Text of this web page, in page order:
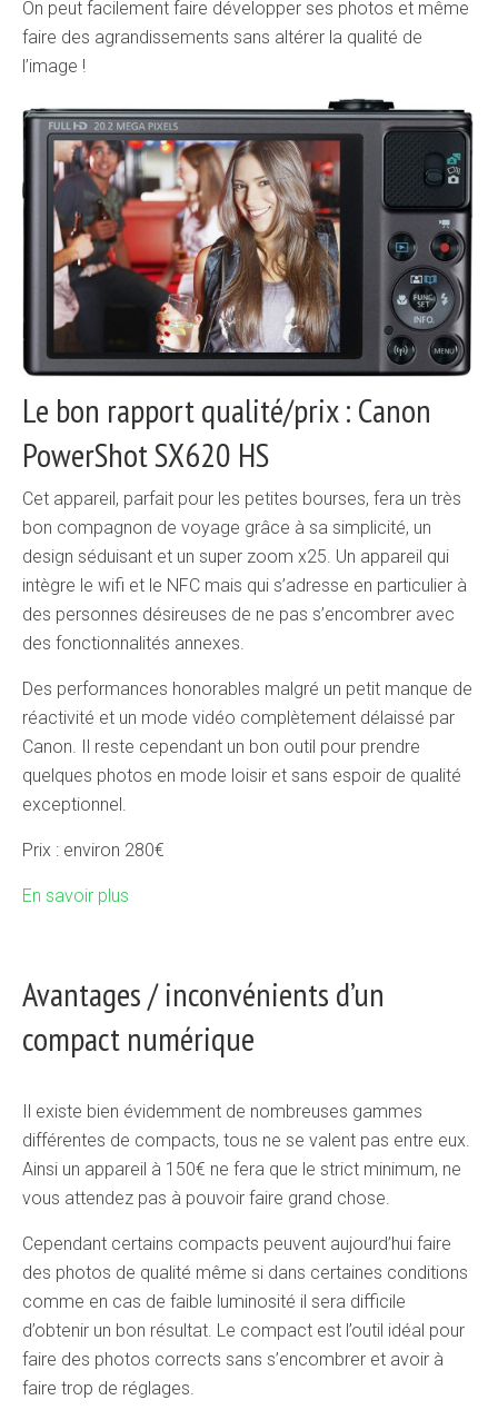
On peut facilement faire développer ses photos et même
faire des agrandissements sans altérer la qualité de
l’image !
Le bon rapport qualité/prix : Canon
PowerShot SX620 HS
Cet appareil, parfait pour les petites bourses, fera un très
bon compagnon de voyage grâce à sa simplicité, un
design séduisant et un super zoom x25. Un appareil qui
intègre le wifi et le NFC mais qui s’adresse en particulier à
des personnes désireuses de ne pas s’encombrer avec
des fonctionnalités annexes.
Des performances honorables malgré un petit manque de
réactivité et un mode vidéo complètement délaissé par
Canon. Il reste cependant un bon outil pour prendre
quelques photos en mode loisir et sans espoir de qualité
exceptionnel.
Prix : environ 280€
En savoir plus
Avantages / inconvénients d’un
compact numérique
Il existe bien évidemment de nombreuses gammes
différentes de compacts, tous ne se valent pas entre eux.
Ainsi un appareil à 150€ ne fera que le strict minimum, ne
vous attendez pas à pouvoir faire grand chose.
Cependant certains compacts peuvent aujourd’hui faire
des photos de qualité même si dans certaines conditions
comme en cas de faible luminosité il sera difficile
d’obtenir un bon résultat. Le compact est l’outil idéal pour
faire des photos corrects sans s’encombrer et avoir à
faire trop de réglages.